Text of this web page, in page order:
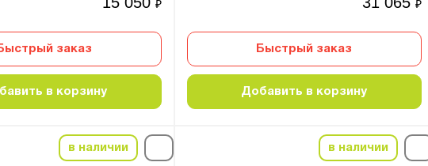
₽
заказ
в корзину
₽
Быстрый заказ
Добавить в корзину
в наличии в наличии